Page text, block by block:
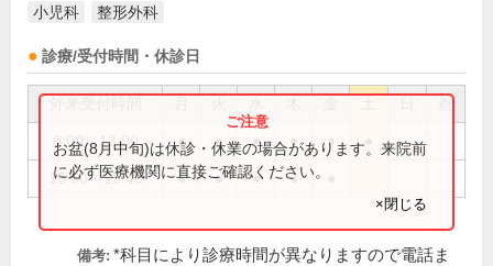
小児科
整形外科
診療/受付時間・休診日
祝
9:00～13:00 ● ● ● ● ●
15:00～19:45 ● ● ● ●
お盆(8月中旬)は休診・休業の場合があります。来院前
に必ず医療機関に直接ご確認ください。
×閉じる
備考: *科目により診療時間が異なりますので電話ま